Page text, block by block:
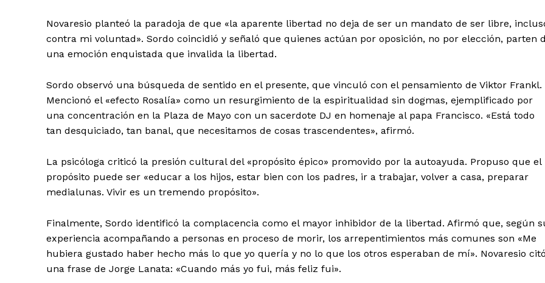
Novaresio planteó la paradoja de que «la aparente libertad no deja de ser un mandato de ser libre,
contra mi voluntad». Sordo coincidió y señaló que quienes actúan por oposición, no por elección, parten
una emoción enquistada que invalida la libertad.
Sordo observó una búsqueda de sentido en el presente, que vinculó con el pensamiento de Viktor Frankl.
Mencionó el «efecto Rosalía» como un resurgimiento de la espiritualidad sin dogmas, ejemplificado por
una concentración en la Plaza de Mayo con un sacerdote DJ en homenaje al papa Francisco. «Está todo
tan desquiciado, tan banal, que necesitamos de cosas trascendentes», afirmó.
La psicóloga criticó la presión cultural del «propósito épico» promovido por la autoayuda. Propuso que el
propósito puede ser «educar a los hijos, estar bien con los padres, ir a trabajar, volver a casa, preparar
medialunas. Vivir es un tremendo propósito».
Finalmente, Sordo identificó la complacencia como el mayor inhibidor de la libertad. Afirmó que, según
experiencia acompañando a personas en proceso de morir, los arrepentimientos más comunes son «Me
hubiera gustado haber hecho más lo que yo quería y no lo que los otros esperaban de mí». Novaresio
una frase de Jorge Lanata: «Cuando más yo fui, más feliz fui».